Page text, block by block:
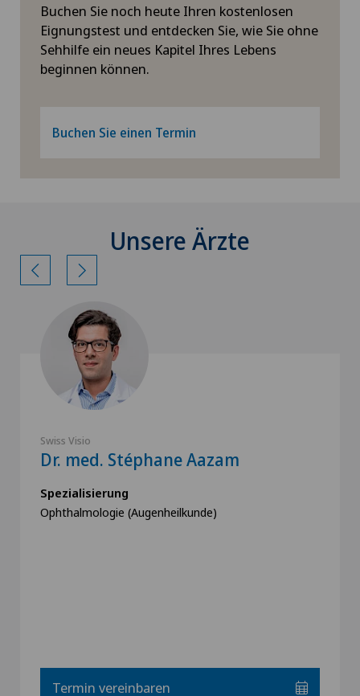
Buchen Sie noch heute Ihren kostenlosen
Eignungstest und entdecken Sie, wie Sie ohne
Sehhilfe ein neues Kapitel Ihres Lebens
beginnen können.
Buchen Sie einen Termin
Unsere Ärzte
Swiss Visio
Dr. med. Stéphane Aazam
Spezialisierung
Ophthalmologie (Augenheilkunde)
Termin vereinbaren